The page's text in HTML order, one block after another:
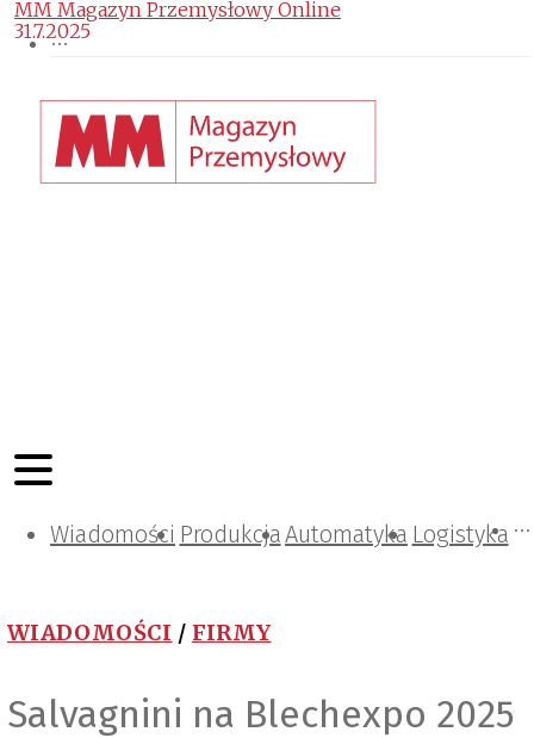
Wiadomości ProdukcjaAutomatyka Logistyka
Projektowanie i konstrukcje
Zarządzanie i IT
Tematy specjalne
WIADOMOŚCI / FIRMY
Salvagnini na Blechexpo 2025
MM Magazyn Przemysłowy Online
31.7.2025